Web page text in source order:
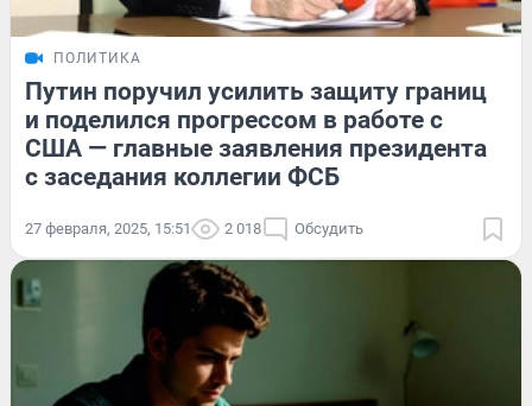
ПОЛИТИКА
Путин поручил усилить защиту границ
и поделился прогрессом в работе с
США — главные заявления президента
с заседания коллегии ФСБ
27 февраля, 2025, 15:51 2 018 Обсудить